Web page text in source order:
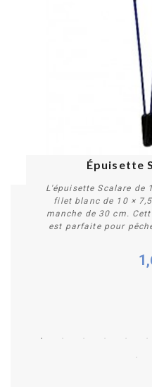
Épuisette
L'épuisette Scalare de
filet blanc de 10 ×
manche de 30 cm.
est parfaite pour